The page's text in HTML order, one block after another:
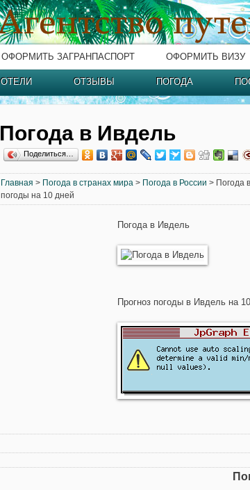
ОФОРМИТЬ ЗАГРАНПАСПОРТ ОФОРМИТЬ ВИЗУ
ОТЕЛИ ОТЗЫВЫ ПОГОДА
Погода в Ивдель
Поделиться…
Главная > Погода в странах мира > Погода в России > Погода
погоды на 10 дней
Погода в Ивдель
Прогноз погоды в Ивдель на